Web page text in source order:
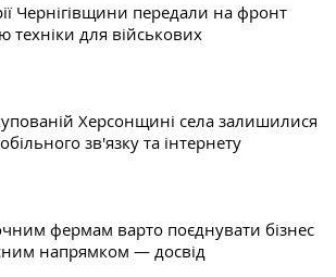
Чернігівщини передали на фронт
техніки для військових
Херсонщині села залишилися
зв'язку та інтернету
фермам варто поєднувати бізнес
напрямком — досвід